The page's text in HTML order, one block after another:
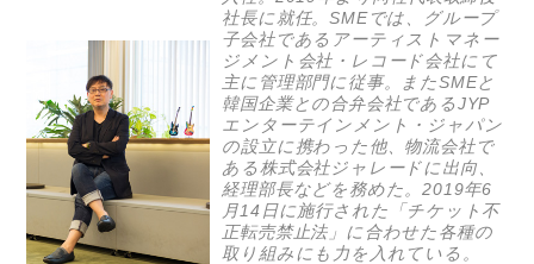
社長に就任。SMEでは、グループ
子会社であるアーティストマネー
ジメント会社・レコード会社にて
主に管理部門に従事。またSMEと
韓国企業との合弁会社であるJYP
エンターテインメント・ジャパン
の設立に携わった他、物流会社で
ある株式会社ジャレードに出向、
経理部長などを務めた。2019年6
月14日に施行された「チケット不
正転売禁止法」に合わせた各種の
取り組みにも力を入れている。